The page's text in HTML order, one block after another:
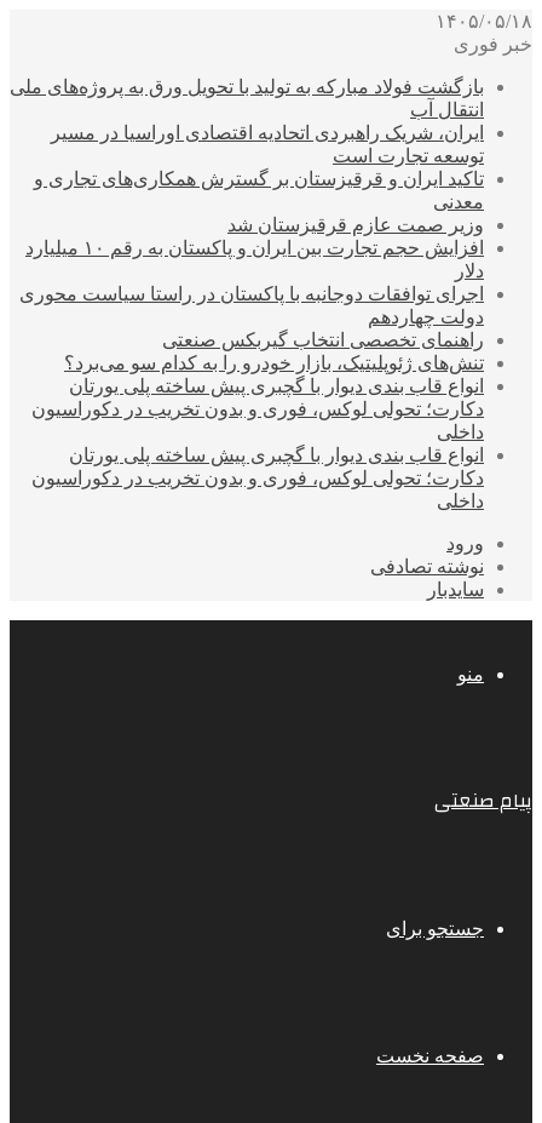
۱۴۰۵/۰۵/۱۸
خبر فوری
بازگشت فولاد مبارکه به تولید با تحویل ورق به پروژه‌های ملی
انتقال آب
ایران، شریک راهبردی اتحادیه اقتصادی اوراسیا در مسیر
توسعه تجارت است
تاکید ایران و قرقیزستان بر گسترش همکاری‌های تجاری و
معدنی
وزیر صمت عازم قرقیزستان شد
افزایش حجم تجارت بین ایران و پاکستان به رقم ۱۰ میلیارد
دلار
اجرای توافقات دوجانبه با پاکستان در راستا سیاست محوری
دولت چهاردهم
راهنمای تخصصی انتخاب گیربکس صنعتی
تنش‌های ژئوپلیتیک، بازار خودرو را به کدام سو می‌برد؟
انواع قاب بندی دیوار با گچبری پیش ساخته پلی یورتان
دکارت؛ تحولی لوکس، فوری و بدون تخریب در دکوراسیون
داخلی
انواع قاب بندی دیوار با گچبری پیش ساخته پلی یورتان
دکارت؛ تحولی لوکس، فوری و بدون تخریب در دکوراسیون
داخلی
ورود
نوشته تصادفی
سایدبار
منو
پیام صنعتی
جستجو برای
صفحه نخست